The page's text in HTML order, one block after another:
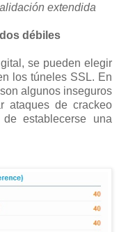
extendida
débiles
se pueden elegir
los túneles SSL. En
algunos inseguros
ataques de crackeo
establecerse una